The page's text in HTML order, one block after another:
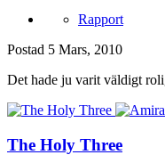
Rapport
Postad 5 Mars, 2010
Det hade ju varit väldigt
The Holy Three